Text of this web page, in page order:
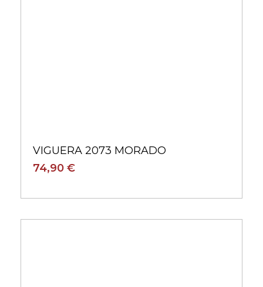
VIGUERA 2073 MORADO
74,90 €